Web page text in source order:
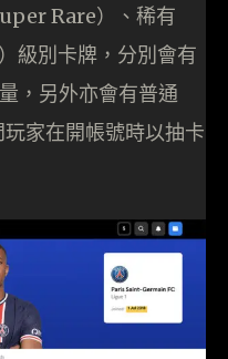
Rare）、稀有
級別卡牌，分別會有
，另外亦會有普通
家在開帳號時以抽卡